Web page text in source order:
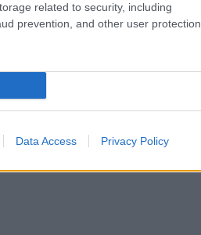
related to security, including
prevention, and other user protection.
Data Access Privacy Policy